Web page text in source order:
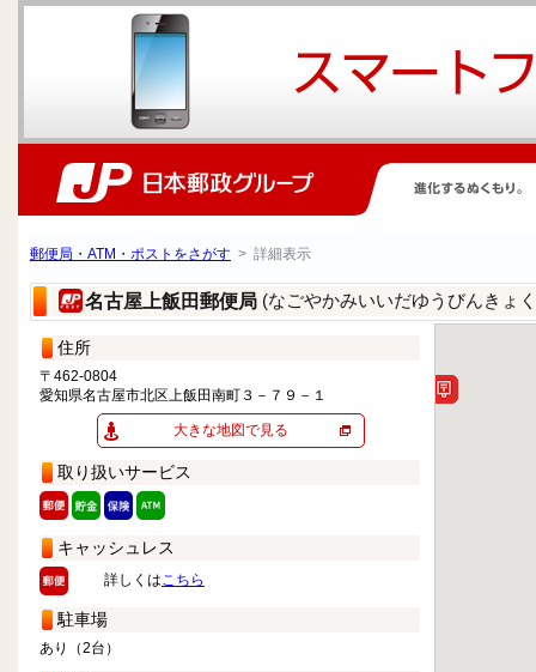
郵便局・ATM・ポストをさがす > 詳細表示
名古屋上飯田郵便局 (なごやかみいいだゆうびんきょ
住所
〒462-0804
愛知県名古屋市北区上飯田南町３－７９－１
大きな地図で見る
取り扱いサービス
キャッシュレス
詳しくはこちら
駐車場
あり（2台）